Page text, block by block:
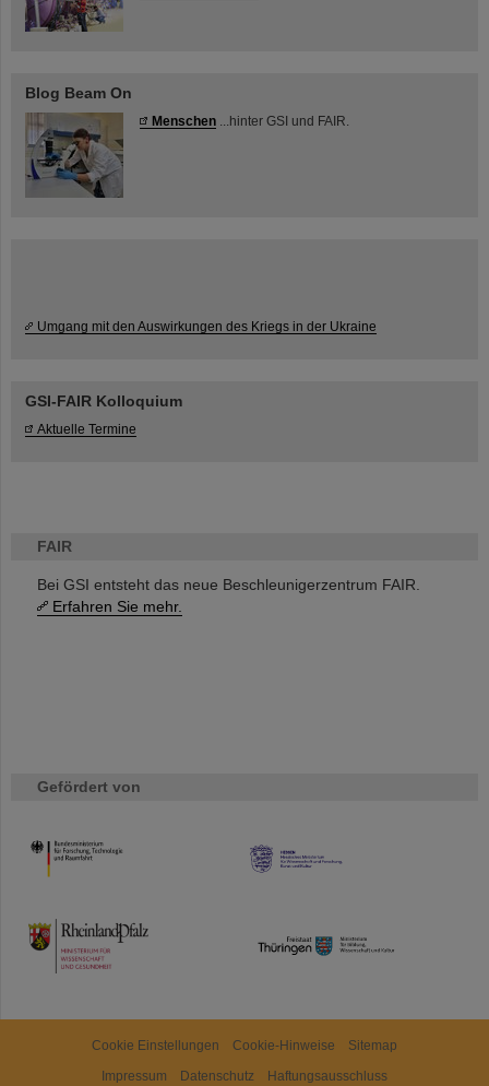
FAIR
Bei GSI entsteht das neue Beschleunigerzentrum FAIR.
Erfahren Sie mehr.
Gefördert von
HMWK
TMWWDG
Blog Beam On
Menschen ...hinter GSI und FAIR.
Umgang mit den Auswirkungen des Kriegs in der Ukraine
GSI-FAIR Kolloquium
Aktuelle Termine
Cookie Einstellungen Cookie-Hinweise
Sitemap
Impressum
Datenschutz Haftungsausschluss